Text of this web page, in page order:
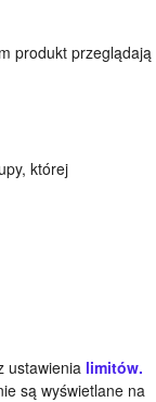
produkt przeglądają
której
ustawienia limitów.
są wyświetlane na